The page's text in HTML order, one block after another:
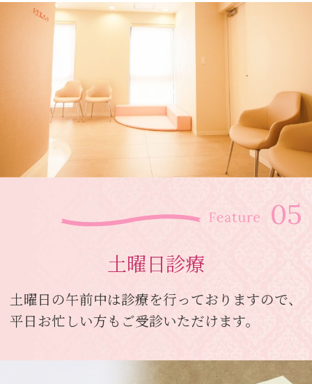
土曜日診療
土曜日の午前中は診療を行っておりますので、
平日お忙しい方もご受診いただけます。